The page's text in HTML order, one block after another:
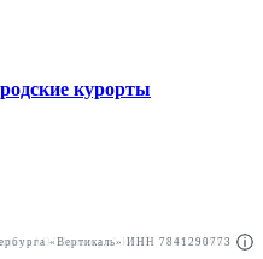
курорты
АО"Право.ру" ИНН: 7708095468
«Вертикаль» ИНН 7841290773